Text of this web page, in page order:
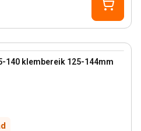
140 klembereik 125-144mm